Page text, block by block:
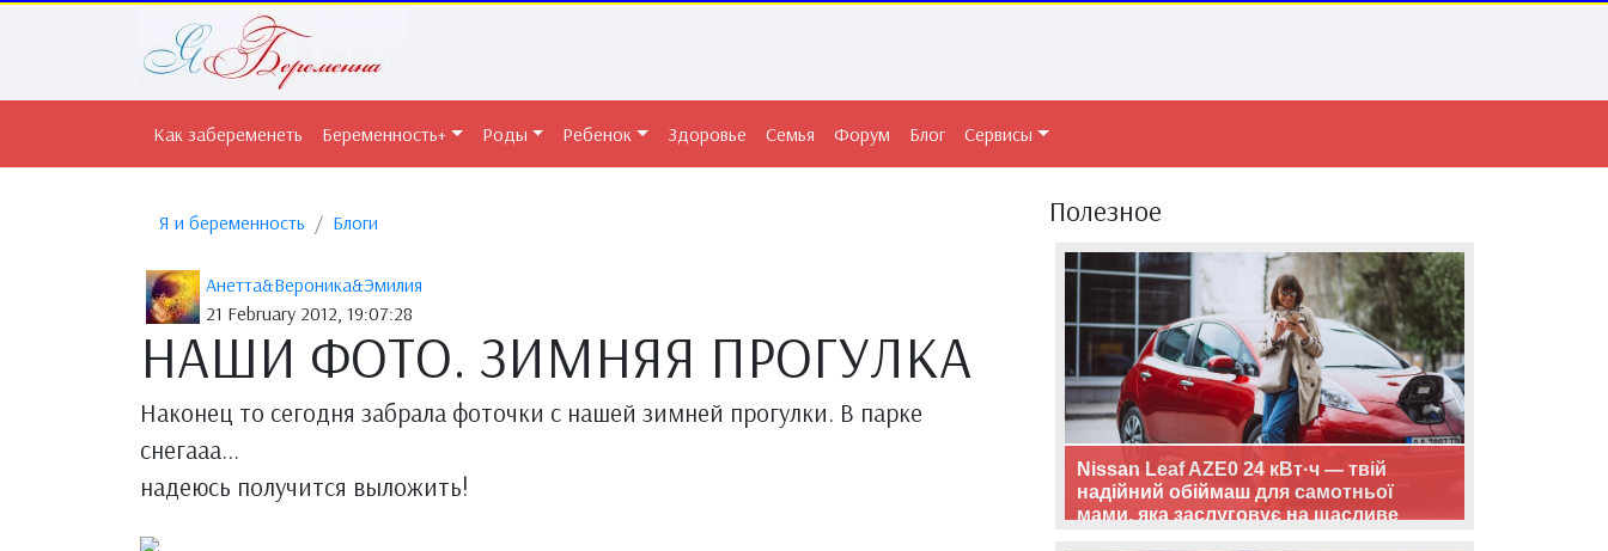
Как забеременеть Беременность+ Роды Ребенок Здоровье Семья Форум Блог Сервисы
Я и беременность Блоги
Анетта&Вероника&Эмилия
21 February 2012, 19:07:28
НАШИ ФОТО. ЗИМНЯЯ ПРОГУЛКА
Наконец то сегодня забрала фоточки с нашей зимней прогулки. В парке
снегааа...
надеюсь получится выложить!
Полезное
Nissan Leaf AZE0 24 кВт·ч — твій
надійний обіймаш для самотньої
мами, яка заслуговує на щасливе